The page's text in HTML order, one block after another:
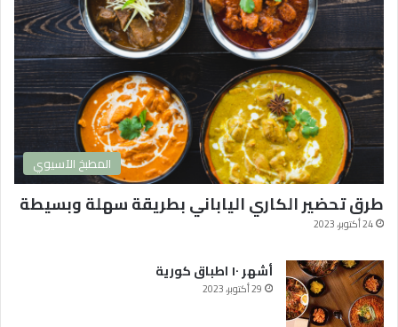
المطبخ الآسيوي
طرق تحضير الكاري الياباني بطريقة سهلة وبسيطة
24 أكتوبر، 2023
أشهر ١٠ اطباق كورية
29 أكتوبر، 2023